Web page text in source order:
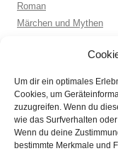
Um dir ein optimales
Cookies, um
zuzugreifen. Wenn du
wie das Surfverhalten
Wenn du deine
bestimmte Merkmale und
Roman
Märchen und Mythen
Sachbuch allgemein
ARCHIVE